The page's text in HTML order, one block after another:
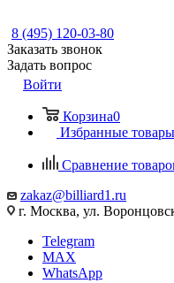
8 (495) 120-03-80
Заказать звонок
Задать вопрос
Войти
Корзина0
Избранные товары
Сравнение
zakaz@billiard1.ru
г. Москва, ул.
Telegram
MAX
WhatsApp